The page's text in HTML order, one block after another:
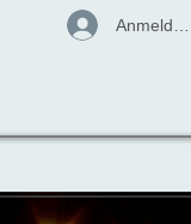
Anmelden